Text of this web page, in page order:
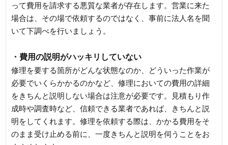
って費用を請求する悪質な業者が存在します。営業に来た
場合は、その場で依頼するのではなく、事前に法人名を聞
いて下調べを行いましょう。
・費用の説明がハッキリしていない
修理を要する箇所がどんな状態なのか、どういった作業が
必要でいくらかかるのかなど、修理においての費用の詳細
をきちんと説明しない場合は注意が必要です。見積もり作
成時や調査時など、信頼できる業者であれば、きちんと説
明をしてくれます。修理を依頼する際は、かかる費用をそ
のまま受け止める前に、一度きちんと説明を伺うことをお